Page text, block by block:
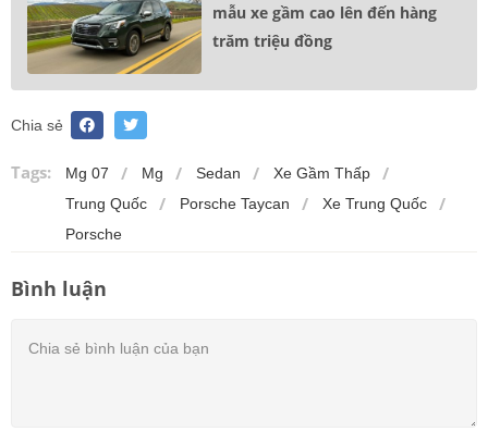
mẫu xe gầm cao lên đến hàng
trăm triệu đồng
Chia sẻ
Tags: Mg 07 Mg Sedan
Xe Gầm Thấp
Trung Quốc
Porsche Taycan
Xe Trung Quốc
Porsche
Bình luận